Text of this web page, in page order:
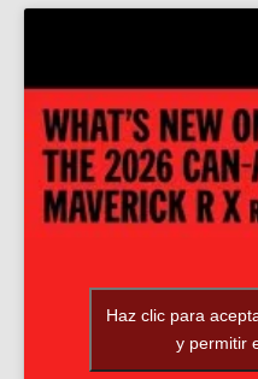
Haz clic para
y permitir